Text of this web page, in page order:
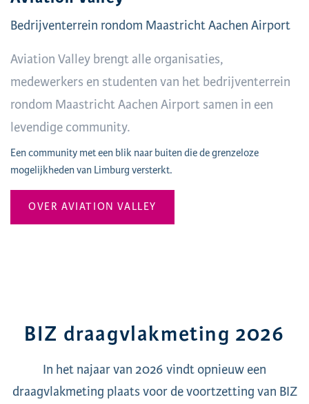
Bedrijventerrein rondom Maastricht Aachen Airport
Aviation Valley brengt alle organisaties,
medewerkers en studenten van het bedrijventerrein
rondom Maastricht Aachen Airport samen in een
levendige community.
Een community met een blik naar buiten die de grenzeloze
mogelijkheden van Limburg versterkt.
OVER AVIATION VALLEY
BIZ draagvlakmeting 2026
In het najaar van 2026 vindt opnieuw een
draagvlakmeting plaats voor de voortzetting van BIZ